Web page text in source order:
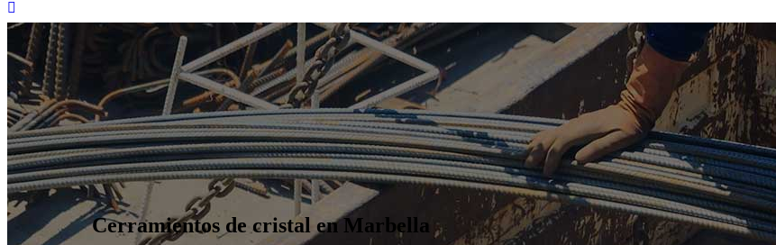
Cerramientos de cristal en Marbella